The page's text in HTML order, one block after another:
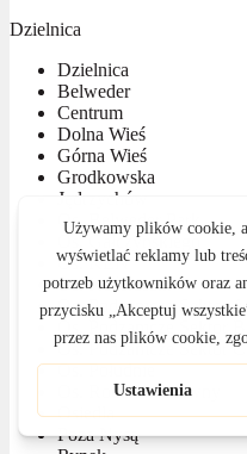
Dzielnica
Dzielnica
Belweder
Centrum
Dolna Wieś
Górna Wieś
Grodkowska
Jędrzychów
Os. Belweder Park
Os. Gałczyńskiego
Os. KEN
Os. Kościuszki
Os. Podzamcze Sektor A
Os. Podzamcze Sektor B
Os. Podzamcze Sektor C
Os. Południe
Os. Rodziewiczówny
Osiedla
Poza Nysą